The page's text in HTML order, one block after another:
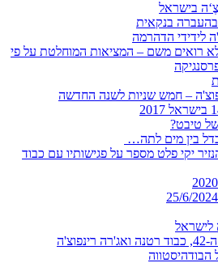
בישראל
בנקאית
לידידי הדהרמה
רואים משם – המציאות המוחלטת על פי
– חמש שניות לשנה החדשה
טיבט?
בין מים לתה…
יקי פלט מספר על פגישותיו עם כבוד
לישראל
הבודהיסטווה